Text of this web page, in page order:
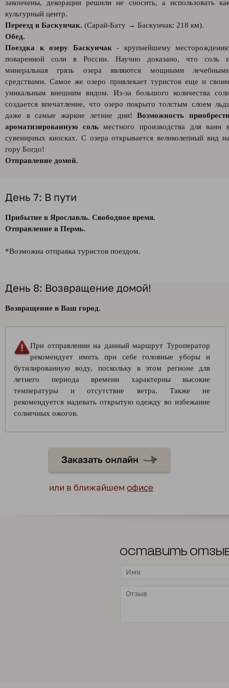
закончены, декорации решили не сносить, а использовать
культурный центр.
Переезд в Баскунчак. (Сарай-Бату → Баскунчак: 218 км).
Обед.
Поездка к озеру Баскунчак - крупнейшему
поваренной соли в России. Научно доказано, что соль
минеральная грязь озера являются мощными
средствами. Самое же озеро привлекает туристов еще и
уникальным внешним видом. Из-за большого количества
создается впечатление, что озеро покрыто толстым слоем
даже в самые жаркие летние дни!Возможность
ароматизированную сольместного производства для ванн
сувенирных киосках. С озера открывается великолепный вид
гору Богдо!
Отправление домой.
День 7: В пути
Прибытие в Ярославль. Свободное время.
Отправление в Пермь.
*Возможна отправка туристов поездом.
День 8: Возвращение домой!
Возвращение в Ваш город.
При отправлении на данный маршрут Туроператор
рекомендует иметь при себе головные уборы и
бутилированную воду, поскольку в этом регионе для
летнего периода времени характерны высокие
температуры и отсутствие ветра. Также не
рекомендуется надевать открытую одежду во избежание
солнечных ожогов.
Заказать онлайн
или в ближайшем офисе
Оставить